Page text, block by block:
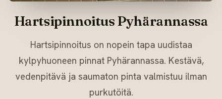
Hartsipinnoitus Pyhärannassa
Hartsipinnoitus on nopein tapa uudistaa
kylpyhuoneen pinnat Pyhärannassa. Kestävä,
vedenpitävä ja saumaton pinta valmistuu ilman
purkutöitä.